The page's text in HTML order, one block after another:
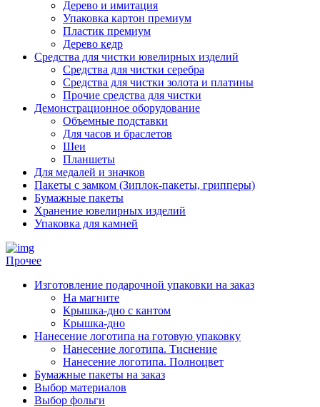
Дерево и имитация
Упаковка картон премиум
Пластик премиум
Дерево кедр
Средства для чистки ювелирных изделий
Средства для чистки серебра
Средства для чистки золота и платины
Прочие средства для чистки
Демонстрационное оборудование
Объемные подставки
Для часов и браслетов
Шеи
Планшеты
Для медалей и значков
Пакеты с замком (Зиплок-пакеты, грипперы)
Бумажные пакеты
Хранение ювелирных изделий
Упаковка для камней
Прочее
Изготовление подарочной упаковки на заказ
На магните
Крышка-дно с кантом
Крышка-дно
Нанесение логотипа на готовую упаковку
Нанесение логотипа. Тиснение
Нанесение логотипа. Полноцвет
Бумажные пакеты на заказ
Выбор материалов
Выбор фольги